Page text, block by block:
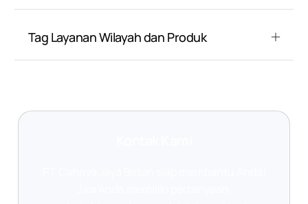
Tag Layanan Wilayah dan Produk